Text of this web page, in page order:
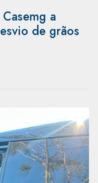
a
de grãos